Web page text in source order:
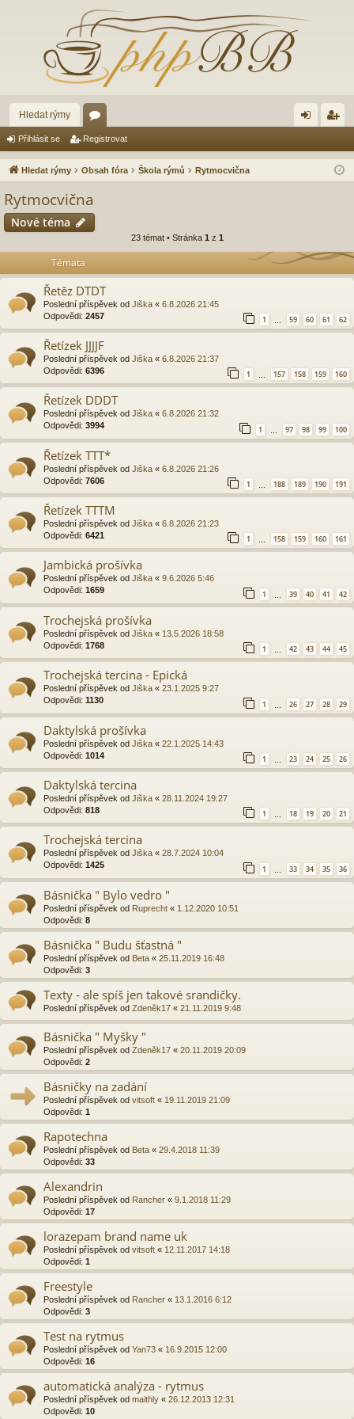
Hledat rýmy
ór
a lá ist
Přihlásit se Registrovat
Hledat rýmy Obsah fóra Škola rýmů Rytmocvična
Rytmocvična
Nové téma
23 témat • Stránka 1 z 1
Témata
Řetěz DTDT
Poslední příspěvek od Jiška « 6.8.2026 21:45
Odpovědi: 2457 1 59 60 61 62
Řetízek JJJJF
Poslední příspěvek od Jiška « 6.8.2026 21:37
Odpovědi: 6396 1 … 157 158 159 160
Řetízek DDDT
Poslední příspěvek od Jiška « 6.8.2026 21:32
Odpovědi: 3994 1 97 98 99 100
Řetízek TTT*
Poslední příspěvek od Jiška « 6.8.2026 21:26
Odpovědi: 7606 1 … 188 189 190 191
Řetízek TTTM
Poslední příspěvek od Jiška « 6.8.2026 21:23
Odpovědi: 6421 1 … 158 159 160 161
Jambická prošívka
Poslední příspěvek od Jiška « 9.6.2026 5:46
Odpovědi: 1659 1 39 40 41 42
Trochejská prošívka
Poslední příspěvek od Jiška « 13.5.2026 18:58
Odpovědi: 1768 1 … 42 43 44 45
Trochejská tercina - Epická
Poslední příspěvek od Jiška « 23.1.2025 9:27
Odpovědi: 1130 1 26 27 28 29
Daktylská prošívka
Poslední příspěvek od Jiška « 22.1.2025 14:43
Odpovědi: 1014 1 … 23 24 25 26
Daktylská tercina
Poslední příspěvek od Jiška « 28.11.2024 19:27
Odpovědi: 818 1 … 18 19 20 21
Trochejská tercina
Poslední příspěvek od Jiška « 28.7.2024 10:04
Odpovědi: 1425 1 33 34 35 36
Básnička " Bylo vedro "
Poslední příspěvek od Ruprecht « 1.12.2020 10:51
Odpovědi: 8
Básnička " Budu šťastná "
Poslední příspěvek od Beta « 25.11.2019 16:48
Odpovědi: 3
Texty - ale spíš jen takové srandičky.
Poslední příspěvek od Zdeněk17 « 21.11.2019 9:48
Básnička " Myšky "
Poslední příspěvek od Zdeněk17 « 20.11.2019 20:09
Odpovědi: 2
Básničky na zadání
Poslední příspěvek od vitsoft « 19.11.2019 21:09
Odpovědi: 1
Rapotechna
Poslední příspěvek od Beta « 29.4.2018 11:39
Odpovědi: 33
Alexandrin
Poslední příspěvek od Rancher « 9.1.2018 11:29
Odpovědi: 17
lorazepam brand name uk
Poslední příspěvek od vitsoft « 12.11.2017 14:18
Odpovědi: 1
Freestyle
Poslední příspěvek od Rancher « 13.1.2016 6:12
Odpovědi: 3
Test na rytmus
Poslední příspěvek od Yan73 « 16.9.2015 12:00
Odpovědi: 16
automatická analýza - rytmus
Poslední příspěvek od maithly « 26.12.2013 12:31
Odpovědi: 10